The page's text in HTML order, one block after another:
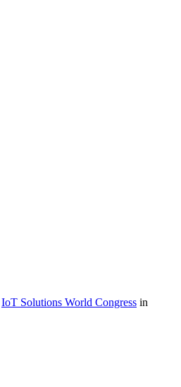
IoT Solutions World Congress in